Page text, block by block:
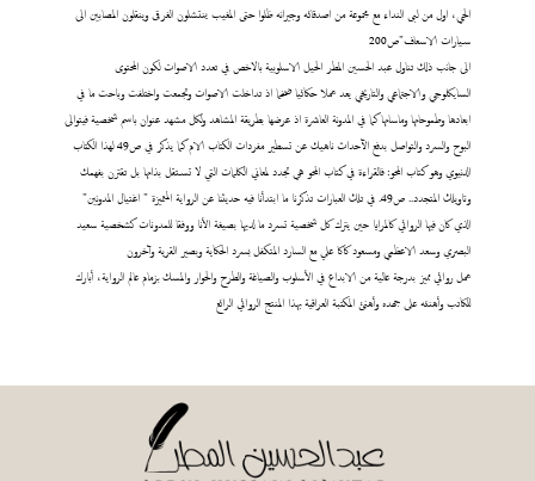
الحي، اول من لبى النداء مع مجموعة من اصدقائه وجيرانه ظلوا حتى المغيب ينتشلون الغرقى وينقلون المصابين الى
سيارات الاسعاف"ص200
السايكلوجي والاجتماعي والتاريخي يعد عملا حكائيا ضخما اذ تداخلت الاصوات وتجمعت واختلفت وباحت ما في
ابعادها وطموحاتها وماساتها كما في المدونة العاشرة اذ عرضها بطريقة المشاهد ولكل مشهد عنوان باسم شخصية فيتوالى
البوح والسرد والتواصل بدفع الآحداث ناهيك عن تسطير مفردات الكتاب الام كما يذكر في ص49 لهذا الكتاب
الدنيوي وهو كتاب المحو: فالقراءة في كتاب المحو هي تجدد لمعاني الكلمات التي لا تستقل بذاتها بل تقترن بفهمك
وتاويلك المتجدد.. ص49. في تلك العبارات تذكرنا ما ابتدأنا فيه حديثنا عن الرواية المتميزة " اغتيال المدونين"
الذي كان فيها الروائي كالمرايا حين يترك كل شخصية تسرد ما لديها بصيغة الأنا ووفقا للمدونات كشخصية سعيد
البصري وسعد الاعظمي ومسعود كاكا علي مع السارد المتكفل بسرد الحكاية وبصير القرية وآخرون
عمل روائي مميز بدرجة عالية من الابداع في الأسلوب والصياغة والطرح والحوار والمسك بزمام عالم الرواية، أبارك
للكاتب وأهنئه على جهده وأهنئ المكتبة العراقية بهذا المنتج الروائي الرائع